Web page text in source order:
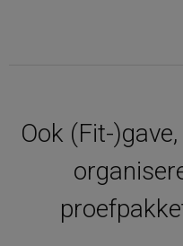
Ook (Fit-